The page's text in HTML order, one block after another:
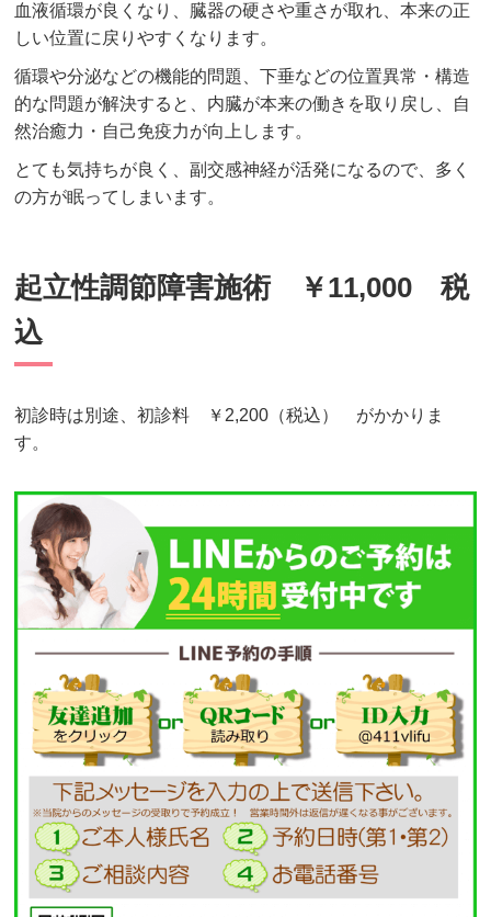
血液循環が良くなり、臓器の硬さや重さが取れ、本来の正
しい位置に戻りやすくなります。
循環や分泌などの機能的問題、下垂などの位置異常・構造
的な問題が解決すると、内臓が本来の働きを取り戻し、自
然治癒力・自己免疫力が向上します。
とても気持ちが良く、副交感神経が活発になるので、多く
の方が眠ってしまいます。
起立性調節障害施術 ￥11,000 税
込
初診時は別途、初診料 ￥2,200（税込） がかかりま
す。